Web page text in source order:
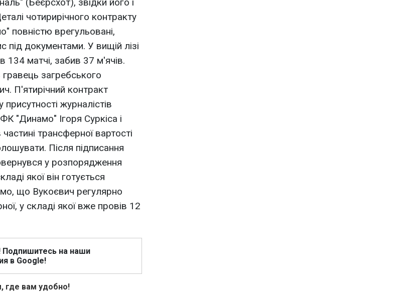
чотирирічного контракту
повністю врегульовані,
документами. У вищій лізі
134 матчі, забив 37 м'ячів.
загребського
П'ятирічний контракт
журналістів
"Динамо" Ігоря Суркіса і
трансферної вартості
Після підписання
у розпорядження
якої він готується
що Вукоєвич регулярно
у складі якої вже провів 12
Подпишитесь на наши
в Google!
где вам удобно!